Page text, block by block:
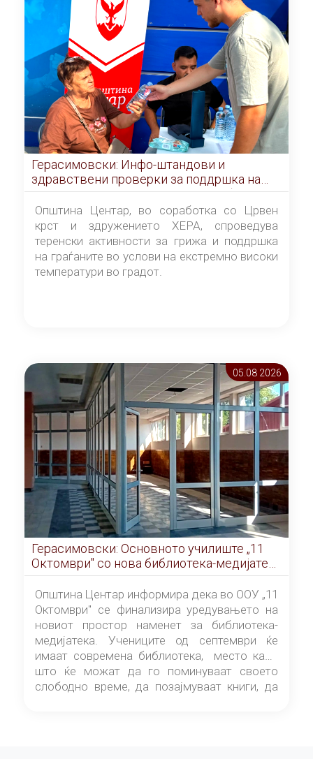
Герасимовски: Инфо-штандови и
здравствени проверки за поддршка на
граѓаните во услови на топлотен бран
Општина Центар, во соработка со Црвен
крст и здружението ХЕРА, спроведува
теренски активности за грижа и поддршка
на граѓаните во услови на екстремно високи
температури во градот.
05.08 2026
Герасимовски: Основното училиште „11
Октомври" со нова библиотека-медијатека
од септември
Општина Центар информира дека во ООУ „11
Октомври" се финализира уредувањето на
новиот простор наменет за библиотека-
медијатека. Учениците од септември ќе
имаат современа библиотека, место каде
што ќе можат да го поминуваат своето
слободно време, да позајмуваат книги, да